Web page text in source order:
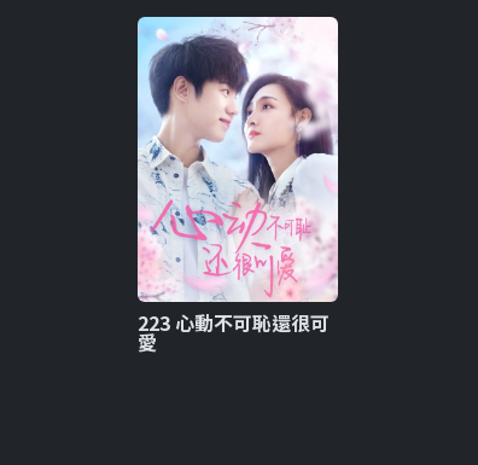
223 心動不可恥還很可
愛